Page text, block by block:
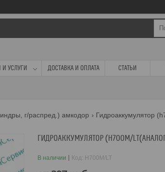
И УСЛУГИ ДОСТАВКА И ОПЛАТА СТАТЬИ
г/распред.) амкодор
ГИДРОАККУМУЛЯТОР (H700M/
В наличии Код: H700M/LT